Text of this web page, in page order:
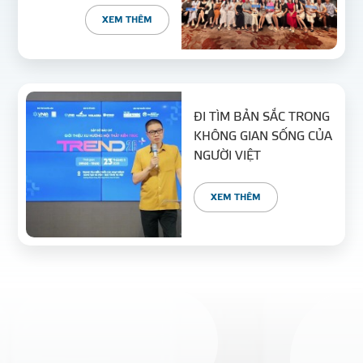
XEM THÊM
ĐI TÌM BẢN SẮC TRONG
KHÔNG GIAN SỐNG CỦA
NGƯỜI VIỆT
XEM THÊM